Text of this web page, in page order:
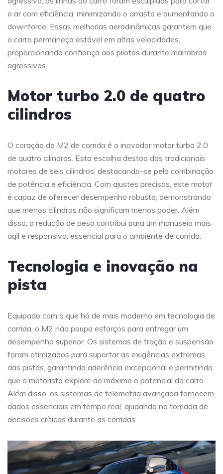
o ar com eficiência, minimizando o arrasto e aumentando o
downforce. Essas melhorias aerodinâmicas garantem que
o carro permaneça estável em altas velocidades,
proporcionando confiança aos pilotos durante manobras
agressivas.
Motor turbo 2.0 de quatro
cilindros
O coração do M2 de corrida é o inovador motor turbo 2.0
de quatro cilindros. Esta escolha destoa dos tradicionais
motores de seis cilindros, destacando-se pela combinação
de potência e eficiência. Com ajustes precisos, este motor
é capaz de oferecer desempenho robusto, demonstrando
que menos cilindros não significam menos poder. Além
disso, a redução de peso contribui para um manuseio mais
ágil e responsivo, essencial para o ambiente de corrida.
Tecnologia e inovação na
pista
Equipado com o que há de mais moderno em tecnologia de
corrida, o M2 não poupa esforços para entregar um
desempenho superior. Os sistemas de tração e suspensão
foram otimizados para suportar as exigências extremas
das pistas, garantindo aderência excepcional e permitindo
que o motorista explore ao máximo o potencial do carro.
Além disso, os sistemas de telemetria avançada fornecem
dados essenciais em tempo real, ajudando na tomada de
decisões críticas durante as corridas.